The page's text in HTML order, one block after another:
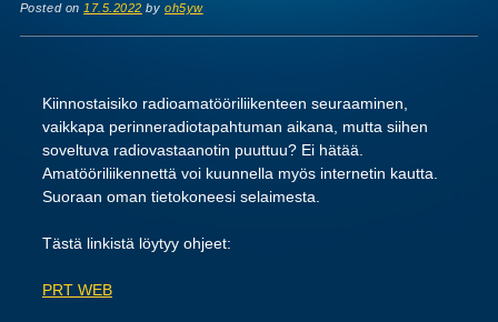
Posted on 17.5.2022 byoh5yw
Kiinnostaisiko radioamatööriliikenteen seuraaminen,
vaikkapa perinneradiotapahtuman aikana, mutta siihen
soveltuva radiovastaanotin puuttuu? Ei hätää.
Amatööriliikennettä voi kuunnella myös internetin kautta.
Suoraan oman tietokoneesi selaimesta.
Tästä linkistä löytyy ohjeet:
PRT WEB